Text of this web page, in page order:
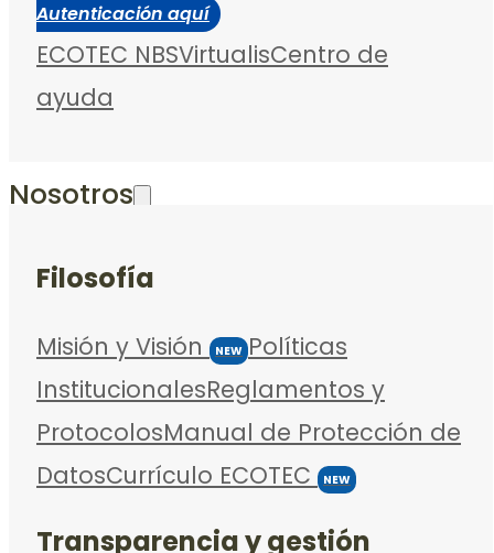
Autenticación aquí
ECOTEC NBSVirtualisCentro de
ayuda
Nosotros
Filosofía
Misión y Visión NEW Políticas
InstitucionalesReglamentos y
ProtocolosManual de Protección de
DatosCurrículo ECOTEC NEW
Transparencia y gestión